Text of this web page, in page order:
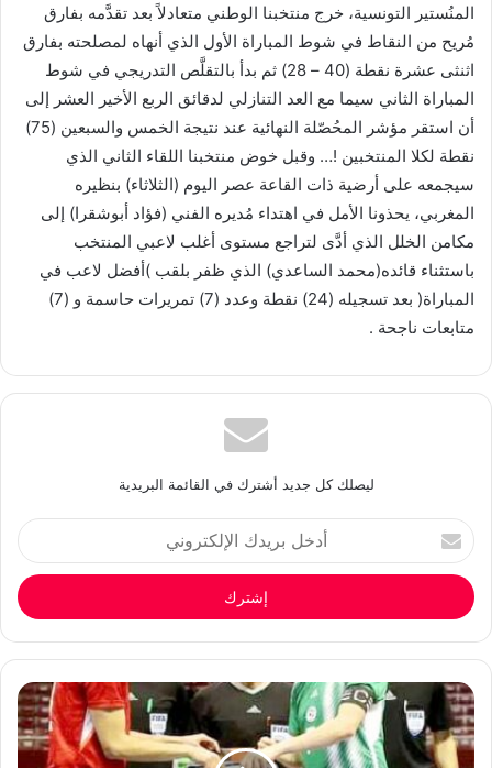
المنُستير التونسية، خرج منتخبنا الوطني متعادلاً بعد تقدَّمه بفارق
مُريح من النقاط في شوط المباراة الأول الذي أنهاه لمصلحته بفارق
اثنثى عشرة نقطة (40 – 28) ثم بدأ بالتقلَّص التدريجي في شوط
المباراة الثاني سيما مع العد التنازلي لدقائق الربع الأخير العشر إلى
أن استقر مؤشر المحُصّلة النهائية عند نتيجة الخمس والسبعين (75)
نقطة لكلا المنتخبين !… وقبل خوض منتخبنا اللقاء الثاني الذي
سيجمعه على أرضية ذات القاعة عصر اليوم (الثلاثاء) بنظيره
المغربي، يحذونا الأمل في اهتداء مُديره الفني (فؤاد أبوشقرا) إلى
مكامن الخلل الذي أدَّى لتراجع مستوى أغلب لاعبي المنتخب
باستثناء قائده(محمد الساعدي) الذي ظفر بلقب )أفضل لاعب في
المباراة( بعد تسجيله (24) نقطة وعدد (7) تمريرات حاسمة و (7)
متابعات ناجحة .
ليصلك كل جديد أشترك في القائمة البريدية
أدخل
بريدك
الإلكتروني